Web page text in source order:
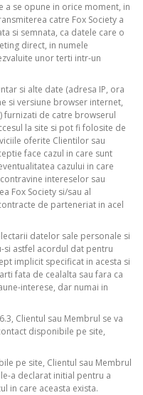
a se opune in orice moment, in
catre Fox Society a
si semnata, ca datele care o
direct, in numele
unor terti intr-un
si alte date (adresa IP, ora
si versiune browser internet,
furnizati de catre browserul
la site si pot fi folosite de
oferite Clientilor sau
face cazul in care sunt
cazului in care
intereselor sau
Fox Society si/sau al
de parteneriat in acel
datelor sale personale si
si astfel acordul dat pentru
implicit specificat in acesta si
fata de cealalta sau fara ca
interese, dar numai in
Clientul sau Membrul se va
disponibile pe site,
pe site, Clientul sau Membrul
a declarat initial pentru a
in care aceasta exista.